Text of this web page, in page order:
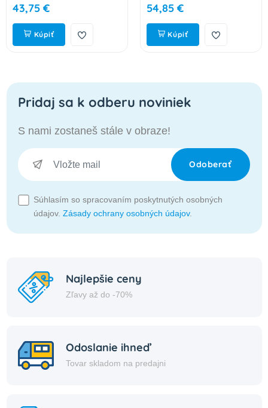
43,75 €
Kúpiť
54,85 €
Kúpiť
Pridaj sa k odberu noviniek
S nami zostaneš stále v obraze!
Odoberať
Súhlasím so spracovaním poskytnutých osobných
údajov. Zásady ochrany osobných údajov.
Najlepšie ceny
Zľavy až do -70%
Odoslanie ihneď
Tovar skladom na predajni